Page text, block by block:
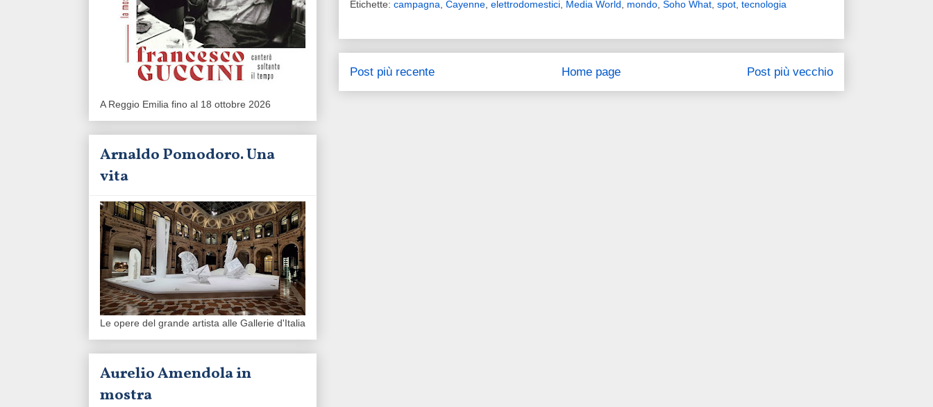
Etichette: campagna Cayenne elettrodomestici Media World mondo Soho What spot tecnologia
Post più recente Post più vecchio
Home page
A Reggio Emilia fino al 18 ottobre 2026
Arnaldo Pomodoro. Una
vita
Le opere del grande artista alle Gallerie d'Italia
Aurelio Amendola in
mostra